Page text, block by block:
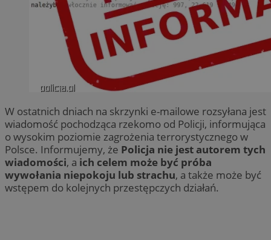
W ostatnich dniach na skrzynki e-mailowe rozsyłana jest
wiadomość pochodząca rzekomo od Policji, informująca
o wysokim poziomie zagrożenia terrorystycznego w
Polsce. Informujemy, że Policja nie jest autorem tych
wiadomości, a ich celem może być próba
wywołania niepokoju lub strachu, a także może być
wstępem do kolejnych przestępczych działań.